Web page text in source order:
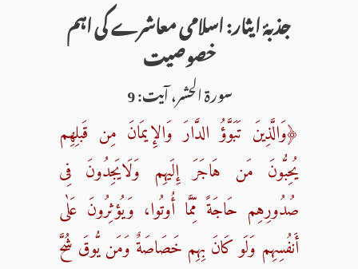
جذبۂ ایثار: اسلامی معاشرے کی اہم
خصوصیت
سورۃ الحشر، آیت: 9
﴿وَالَّذِینَ تَبَوَّؤُ الدَّارَ وَالإِیمَانَ مِن قَبلِهِم
یُحِبُّونَ مَن هَاجَرَ إِلَیهِم وَلَایَجِدُونَ فِی
صُدُورِهِم حَاجَةً مِّمَّا أُوتُوا، وَیُؤثِرُونَ عَلٰی
أَنفُسِهِم وَلَو کَانَ بِهِم خَصَاصَةٌ وَمَن یُّوقَ شُحَّ